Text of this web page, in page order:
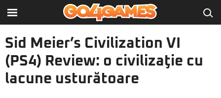
Sid Meier’s Civilization VI
(PS4) Review: o civilizaţie cu
lacune usturătoare